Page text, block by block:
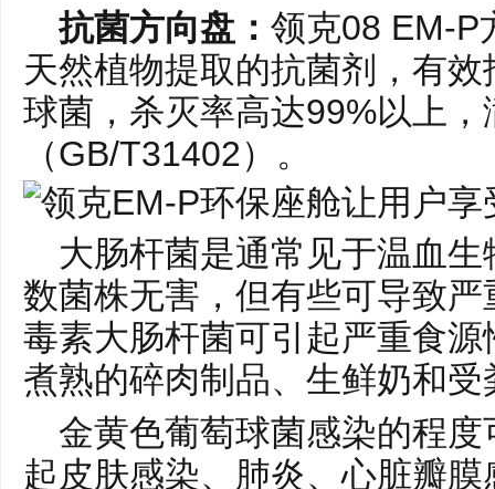
抗菌方向盘： 领克08 EM-P
天然植物提取的抗菌剂，有
球菌，杀灭率高达99%以上
（GB/T31402）。
大肠杆菌是通常见于温血
数菌株无害，但有些可导致
毒素大肠杆菌可引起严重食
煮熟的碎肉制品、生鲜奶和
金黄色葡萄球菌感染的程
起皮肤感染、肺炎、心脏瓣